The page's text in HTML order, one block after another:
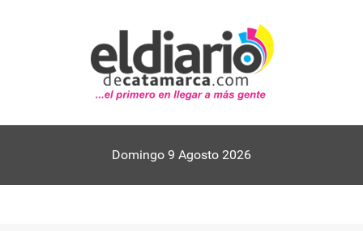
Domingo 9 Agosto 2026